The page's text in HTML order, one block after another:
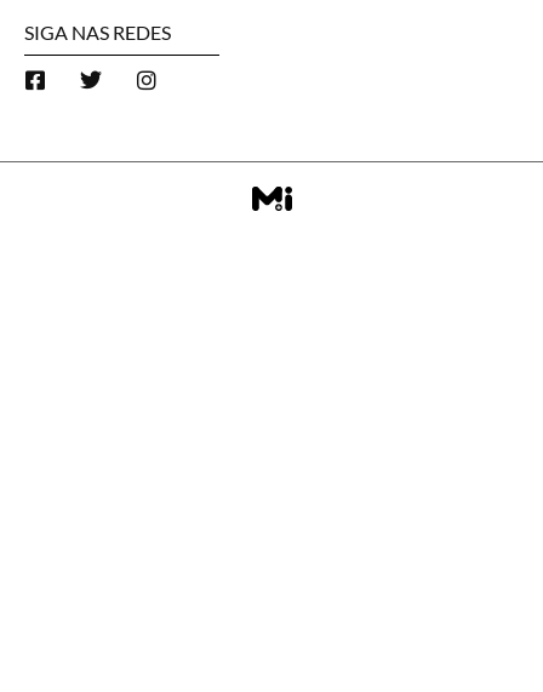
SIGA NAS REDES